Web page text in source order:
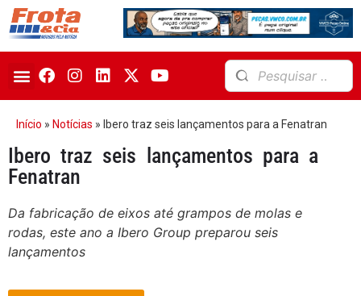
Início » Notícias » Ibero traz seis lançamentos para a Fenatran
Ibero traz seis lançamentos para a
Fenatran
Da fabricação de eixos até grampos de molas e
rodas, este ano a Ibero Group preparou seis
lançamentos